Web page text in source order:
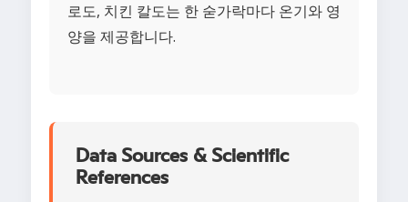
로도, 치킨 칼도는 한 숟가락마다 온기와 영
양을 제공합니다.
Data Sources & Scientific
References